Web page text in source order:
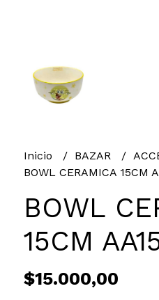
Inicio BAZAR
BOWL CERAMICA 15CM
BOWL
15CM
$15.000,00